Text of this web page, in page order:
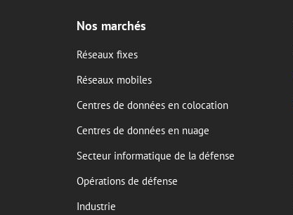
Nos marchés
Réseaux fixes
Réseaux mobiles
Centres de données en colocation
Centres de données en nuage
Secteur informatique de la défense
Opérations de défense
Industrie